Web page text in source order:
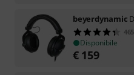
beyerdynamic
465
Disponibile
€ 159